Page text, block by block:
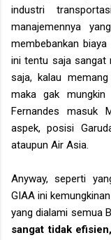
industri
manajemennya
membebankan
ini tentu saja sangat
saja, kalau
maka gak
Fernandes masuk
aspek, posisi
ataupun Air Asia.
Anyway, seperti
GIAA ini
yang dialami semua
sangat tidak efisien,